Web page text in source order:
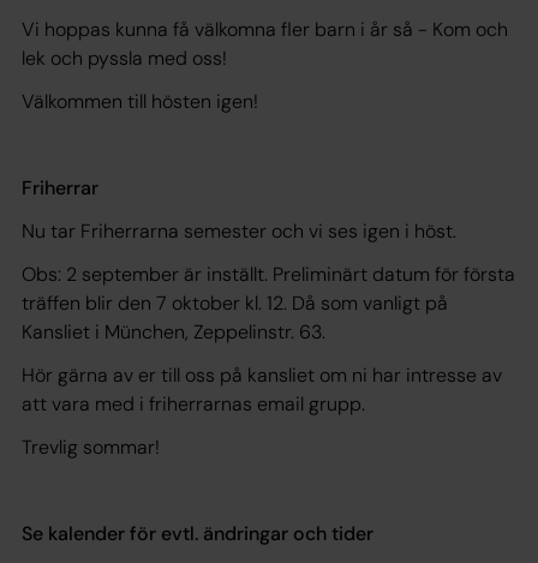
Vi hoppas kunna få välkomna fler barn i år så - Kom och
lek och pyssla med oss!
Välkommen till hösten igen!
Friherrar
Nu tar Friherrarna semester och vi ses igen i höst.
Obs: 2 september är inställt. Preliminärt datum för första
träffen blir den 7 oktober kl. 12. Då som vanligt på
Kansliet i München, Zeppelinstr. 63.
Hör gärna av er till oss på kansliet om ni har intresse av
att vara med i friherrarnas email grupp.
Trevlig sommar!
Se kalender för evtl. ändringar och tider